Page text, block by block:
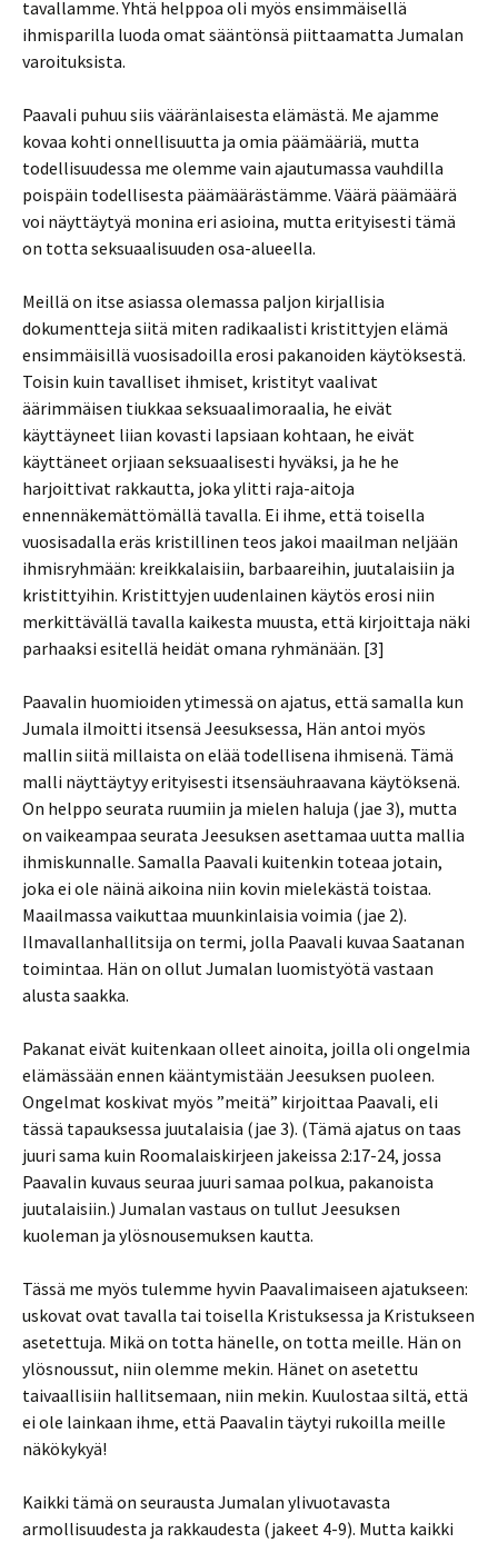
tavallamme. Yhtä helppoa oli myös ensimmäisellä
ihmisparilla luoda omat sääntönsä piittaamatta Jumalan
varoituksista.
Paavali puhuu siis vääränlaisesta elämästä. Me ajamme
kovaa kohti onnellisuutta ja omia päämääriä, mutta
todellisuudessa me olemme vain ajautumassa vauhdilla
poispäin todellisesta päämäärästämme. Väärä päämäärä
voi näyttäytyä monina eri asioina, mutta erityisesti tämä
on totta seksuaalisuuden osa-alueella.
Meillä on itse asiassa olemassa paljon kirjallisia
dokumentteja siitä miten radikaalisti kristittyjen elämä
ensimmäisillä vuosisadoilla erosi pakanoiden käytöksestä.
Toisin kuin tavalliset ihmiset, kristityt vaalivat
äärimmäisen tiukkaa seksuaalimoraalia, he eivät
käyttäyneet liian kovasti lapsiaan kohtaan, he eivät
käyttäneet orjiaan seksuaalisesti hyväksi, ja he he
harjoittivat rakkautta, joka ylitti raja-aitoja
ennennäkemättömällä tavalla. Ei ihme, että toisella
vuosisadalla eräs kristillinen teos jakoi maailman neljään
ihmisryhmään: kreikkalaisiin, barbaareihin, juutalaisiin ja
kristittyihin. Kristittyjen uudenlainen käytös erosi niin
merkittävällä tavalla kaikesta muusta, että kirjoittaja näki
parhaaksi esitellä heidät omana ryhmänään. [3]
Paavalin huomioiden ytimessä on ajatus, että samalla kun
Jumala ilmoitti itsensä Jeesuksessa, Hän antoi myös
mallin siitä millaista on elää todellisena ihmisenä. Tämä
malli näyttäytyy erityisesti itsensäuhraavana käytöksenä.
On helppo seurata ruumiin ja mielen haluja (jae 3), mutta
on vaikeampaa seurata Jeesuksen asettamaa uutta mallia
ihmiskunnalle. Samalla Paavali kuitenkin toteaa jotain,
joka ei ole näinä aikoina niin kovin mielekästä toistaa.
Maailmassa vaikuttaa muunkinlaisia voimia (jae 2).
Ilmavallanhallitsija on termi, jolla Paavali kuvaa Saatanan
toimintaa. Hän on ollut Jumalan luomistyötä vastaan
alusta saakka.
Pakanat eivät kuitenkaan olleet ainoita, joilla oli ongelmia
elämässään ennen kääntymistään Jeesuksen puoleen.
Ongelmat koskivat myös ”meitä” kirjoittaa Paavali, eli
tässä tapauksessa juutalaisia (jae 3). (Tämä ajatus on taas
juuri sama kuin Roomalaiskirjeen jakeissa 2:17-24, jossa
Paavalin kuvaus seuraa juuri samaa polkua, pakanoista
juutalaisiin.) Jumalan vastaus on tullut Jeesuksen
kuoleman ja ylösnousemuksen kautta.
Tässä me myös tulemme hyvin Paavalimaiseen ajatukseen:
uskovat ovat tavalla tai toisella Kristuksessa ja Kristukseen
asetettuja. Mikä on totta hänelle, on totta meille. Hän on
ylösnoussut, niin olemme mekin. Hänet on asetettu
taivaallisiin hallitsemaan, niin mekin. Kuulostaa siltä, että
ei ole lainkaan ihme, että Paavalin täytyi rukoilla meille
näkökykyä!
Kaikki tämä on seurausta Jumalan ylivuotavasta
armollisuudesta ja rakkaudesta (jakeet 4-9). Mutta kaikki